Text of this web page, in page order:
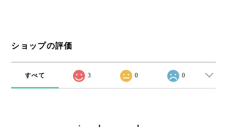
ショップの評価
すべて 3 0 0